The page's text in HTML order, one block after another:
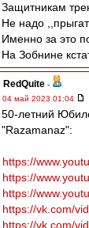
Защитникам
Не надо
Именно за это
На Зобнине
RedQuite -
04 май 2023 01:04
50-летний
"Razamanaz":
https://
https://
https://
https://vk.com/
https://vk.com/